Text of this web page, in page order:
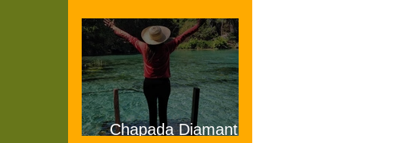
Chapada Diamantina